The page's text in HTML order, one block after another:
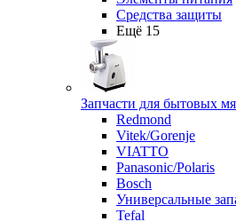
Средства защиты
Ещё 15
Запчасти для бытовых
Redmond
Vitek/Gorenje
VIATTO
Panasonic/Polaris
Bosch
Универсальные
Tefal